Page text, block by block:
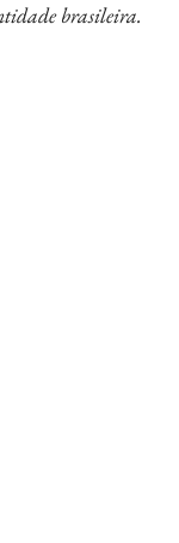
brasileira.